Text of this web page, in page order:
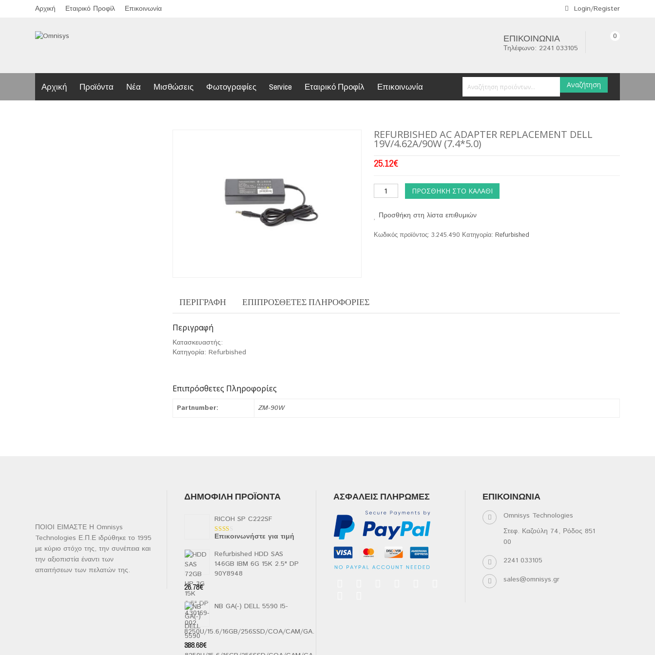
Αρχική Εταιρικό Προφίλ Επικοινωνία Login/Register
ΕΠΙΚΟΙΝΩΝΊΑ
Τηλέφωνο: 2241 033105
0
Αρχική Προϊόντα Νέα Μισθώσεις Φωτογραφίες Service Εταιρικό Προφίλ Επικοινωνία Αναζήτηση
REFURBISHED AC ADAPTER REPLACEMENT DELL
19V/4.62A/90W (7.4*5.0)
25.12€
ΠΡΟΣΘΉΚΗ ΣΤΟ ΚΑΛΆΘΙ
Προσθήκη στη λίστα επιθυμιών
Κωδικός προϊόντος:3.245.490 Κατηγορία:Refurbished
ΠΕΡΙΓΡΑΦΉ ΕΠΙΠΡΌΣΘΕΤΕΣ ΠΛΗΡΟΦΟΡΊΕΣ
Περιγραφή
Κατασκευαστής:
Κατηγορία: Refurbished
Επιπρόσθετες Πληροφορίες
Partnumber: ZM-90W
ΠΟΙΟΙ ΕΙΜΑΣΤΕ Η Omnisys
Technologies Ε.Π.Ε ιδρύθηκε το 1995
με κύριο στόχο της, την συνέπεια και
την αξιοπιστία έναντι των
απαιτήσεων των πελατών της.
ΔΗΜΟΦΙΛΉ ΠΡΟΪΌΝΤΑ
RICOH SP C222SF
Βαθμολογήθηκε
2.00
από
5
Επικοινωνήστε για τιμή
Refurbished HDD SAS
146GB IBM 6G 15K 2.5" DP
90Y8948
26.78€
NB GA(-) DELL 5590 I5-
8250U/15.6/16GB/256SSD/COA/CAM/GA.
388.68€
ΑΣΦΑΛΕΊΣ ΠΛΗΡΩΜΈΣ ΕΠΙΚΟΙΝΩΝΊΑ
Omnisys Technologies
Στεφ. Καζούλη 74, Ρόδος 851
00
2241 033105
sales@omnisys.gr